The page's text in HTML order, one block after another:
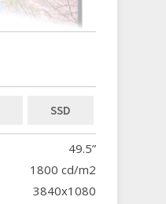
SSD
49.5”
1800 cd/m2
3840x1080